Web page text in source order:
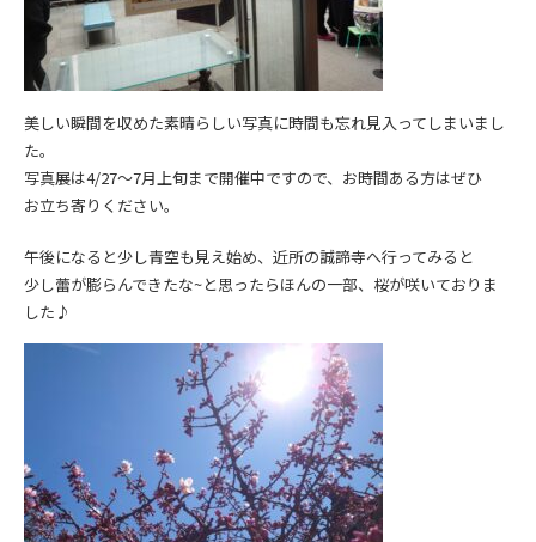
美しい瞬間を収めた素晴らしい写真に時間も忘れ見入ってしまいまし
た。
写真展は4/27～7月上旬まで開催中ですので、お時間ある方はぜひ
お立ち寄りください。
午後になると少し青空も見え始め、近所の誠諦寺へ行ってみると
少し蕾が膨らんできたな~と思ったらほんの一部、桜が咲いておりま
した♪